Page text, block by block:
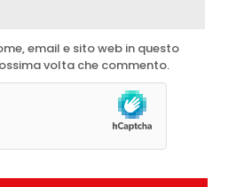
email e sito web in questo
volta che commento.